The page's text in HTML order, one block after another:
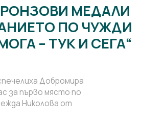
МЕДАЛИ
ПО ЧУЖДИ
– ТУК И СЕГА“
Добромира
за първо място по
Николова от